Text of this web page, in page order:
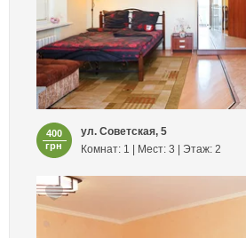
400
грн
ул. Советская, 5
Комнат: 1 | Мест: 3 | Этаж: 2